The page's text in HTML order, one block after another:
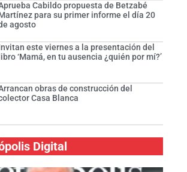
Cabildo propuesta de Betzabé
para su primer informe el día 20
agosto
este viernes a la presentación del
libro ‘Mamá, en tu ausencia ¿quién por mí?’
obras de construcción del
Casa Blanca
Digital